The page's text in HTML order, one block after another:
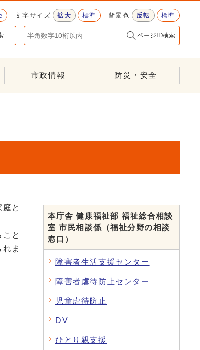
文字サイズ 拡大 標準 背景色 反転 標準
ページID検索
市政情報 防災・安全
と
と
ま
本庁舎 健康福祉部 福祉総合相談
室 市民相談係（福祉分野の相談
窓口）
障害者生活支援センター
障害者虐待防止センター
児童虐待防止
DV
ひとり親支援